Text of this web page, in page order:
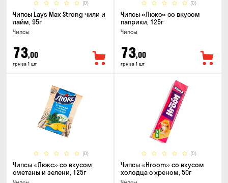
(0)
Чипсы Lays Max Strong чили и
лайм, 95г
Чипсы
73,00
грн за 1 шт
(0)
Чипсы «Люкс» со вкусом
паприки, 125г
Чипсы
73,00
грн за 1 шт
(0)
Чипсы «Люкс» со вкусом
сметаны и зелени, 125г
(0)
Чипсы «Hroom» со вкусом
холодца с хреном, 50г